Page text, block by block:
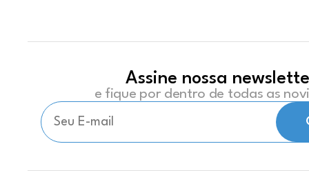
Assine nossa
e fique por dentro de todas as